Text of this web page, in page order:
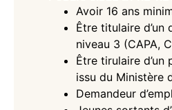
Avoir 16 ans
Être titulaire d’un
niveau 3 (CAPA,
Être tirulaire d’un
issu du Ministère
Demandeur